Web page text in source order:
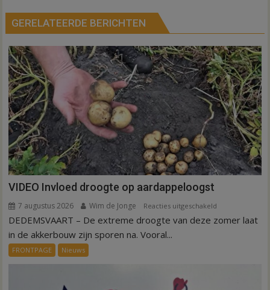
GERELATEERDE BERICHTEN
VIDEO Invloed droogte op aardappeloogst
7 augustus 2026 Wim de Jonge Reacties uitgeschakeld
VIDEO
DEDEMSVAART – De extreme droogte van deze zomer laat
in de akkerbouw zijn sporen na. Vooral...
FRONTPAGE Nieuws